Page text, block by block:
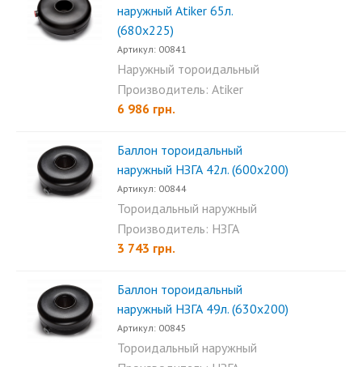
наружный Аtiker 65л.
(680х225)
Артикул: 00841
Наружный тороидальный
пропановый баллон Atiker...
Производитель: Atiker
6 986 грн.
Баллон тороидальный
наружный НЗГА 42л. (600х200)
Артикул: 00844
Тороидальный наружный
баллон НЗГА 42л. (600х200)...
Производитель: НЗГА
3 743 грн.
Баллон тороидальный
наружный НЗГА 49л. (630х200)
Артикул: 00845
Тороидальный наружный